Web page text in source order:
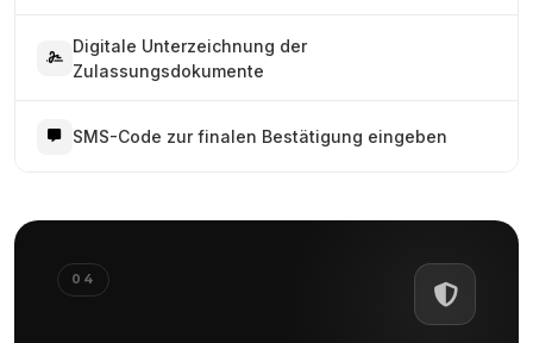
Digitale Unterzeichnung der
Zulassungsdokumente
SMS-Code zur finalen Bestätigung eingeben
04